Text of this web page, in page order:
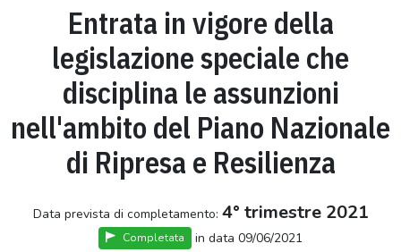
Entrata in vigore della
legislazione speciale che
disciplina le assunzioni
nell'ambito del Piano Nazionale
di Ripresa e Resilienza
Data prevista di completamento: 4° trimestre 2021
Completata in data 09/06/2021